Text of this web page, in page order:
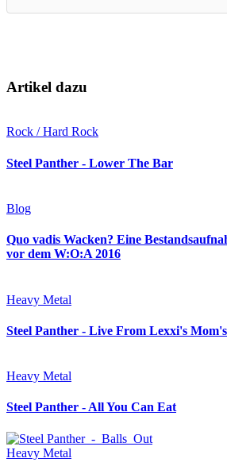
Artikel dazu
Rock / Hard Rock
Steel Panther - Lower The Bar
Blog
Quo vadis Wacken? Eine
vor dem W:O:A 2016
Heavy Metal
Steel Panther - Live From Lexxi's
Heavy Metal
Steel Panther - All You Can Eat
Heavy Metal